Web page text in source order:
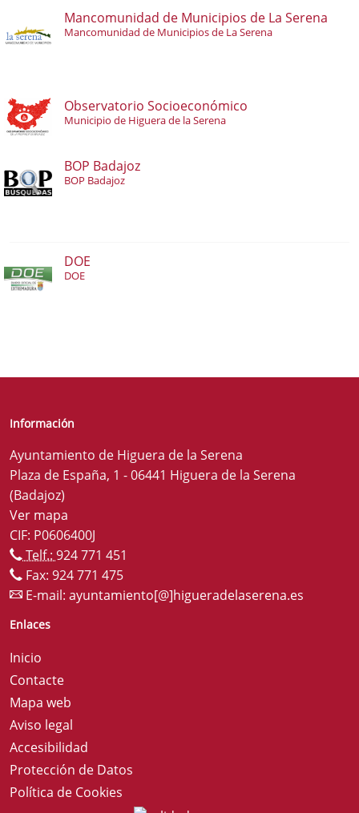
Mancomunidad de Municipios de La Serena
Mancomunidad de Municipios de La Serena
Observatorio Socioeconómico
Municipio de Higuera de la Serena
BOP Badajoz
BOP Badajoz
DOE
DOE
Información
Ayuntamiento de Higuera de la Serena
Plaza de España, 1 - 06441 Higuera de la Serena
(Badajoz)
Ver mapa
CIF: P0606400J
Telf.: 924 771 451
Fax: 924 771 475
E-mail: ayuntamiento[@]higueradelaserena.es
Enlaces
Inicio
Contacte
Mapa web
Aviso legal
Accesibilidad
Protección de Datos
Política de Cookies